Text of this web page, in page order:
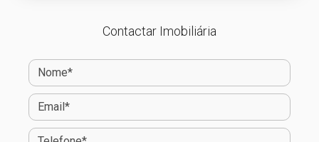
Contactar Imobiliária